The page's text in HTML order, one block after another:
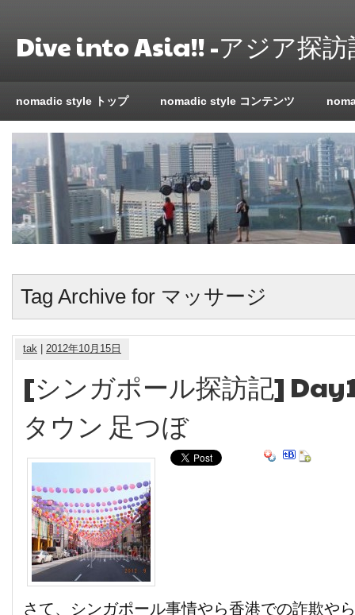
Dive into Asia!! -アジア探訪
nomadic style トップ nomadic style コンテンツ
Tag Archive for マッサージ
tak 2012年10月15日
[シンガポール探訪記]
タウン 足つぼ
さて、シンガポール事情やら香港での詐欺や